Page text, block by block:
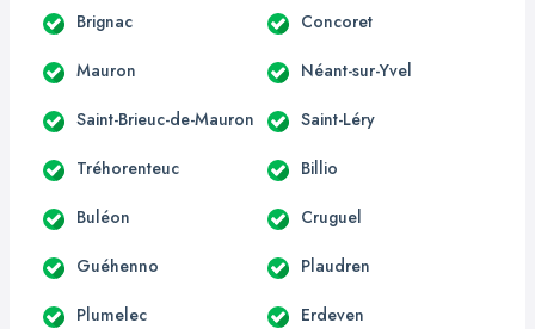
Brignac Concoret
Mauron Néant-sur-Yvel
Saint-Brieuc-de-Mauron Saint-Léry
Tréhorenteuc Billio
Buléon Cruguel
Guéhenno Plaudren
Plumelec Erdeven